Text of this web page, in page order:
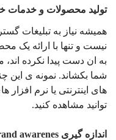
تولید محصولات و خدمات
همیشه نیاز به تبلیغات
نیست و تنها با ارائه یک
به ان دست پیدا نکرده
شما بکشاند. نمونه ی این
های اینترنتی یا نرم
توانید مشاهده کنید.
اندازه گیری brand awarenes چگونه انجام می شود؟